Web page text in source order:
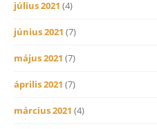
július 2021 (4)
június 2021 (7)
május 2021 (7)
április 2021 (7)
március 2021 (4)